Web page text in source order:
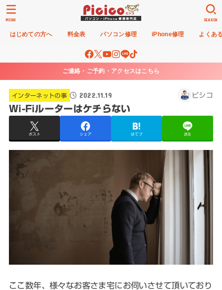
はじめての方へ 料金表 パソコン修理 iPhone修理 よくあ
SEARCH
MENU
ご連絡・ご予約・アクセスはこちら
インターネットの事 2022.11.19 ピシコ
Wi-Fiルーターはケチらない
ポスト シェア はてブ 送る
ここ数年、様々なお客さま宅にお伺いさせて頂いており